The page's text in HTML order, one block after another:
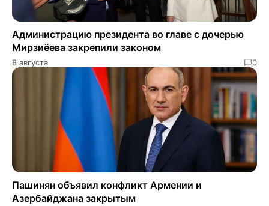
Администрацию президента во главе с дочерью
Мирзиёева закрепили законом
8 августа 0
Пашинян объявил конфликт Армении и
Азербайджана закрытым